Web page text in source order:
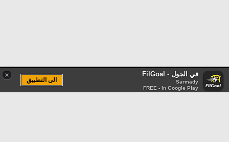
× في الجول - FilGoal
Sarmady
FREE - In Google Play
الى التطبيق